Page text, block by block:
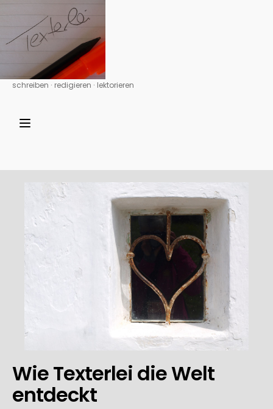
schreiben ∙ redigieren ∙ lektorieren
Wie Texterlei die Welt
entdeckt